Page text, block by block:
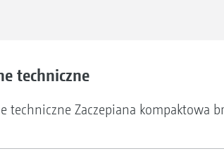
techniczne
techniczne Zaczepiana kompaktowa